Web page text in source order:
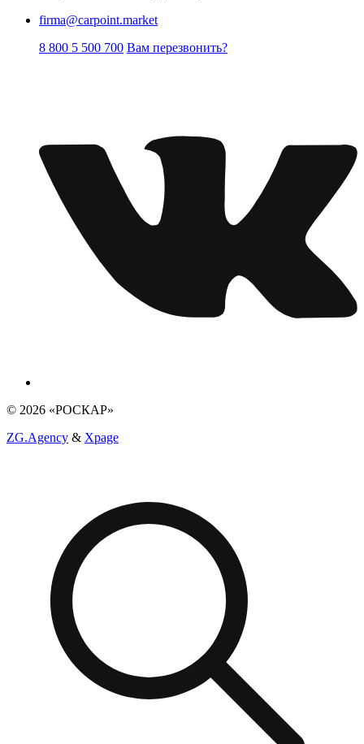
firma@carpoint.market
8 800 5 500 700 Вам перезвонить?
© 2026 «РОСКАР»
ZG.Agency & Xpage